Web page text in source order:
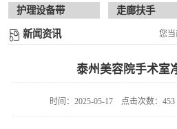
护理设备带 走廊扶手
新闻资讯 您当
泰州美容院手术室
时间：2025-05-17 点击次数：453
供氧系统维修配